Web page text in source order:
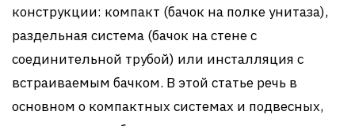
конструкции: компакт (бачок на полке унитаза),
раздельная система (бачок на стене с
соединительной трубой) или инсталляция с
встраиваемым бачком. В этой статье речь в
основном о компактных системах и подвесных,